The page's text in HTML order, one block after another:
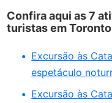
Confira aqui as 7
turistas em
Excursão às
espetáculo
Excursão às